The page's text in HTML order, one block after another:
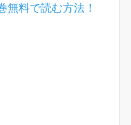
無料で読む方法！